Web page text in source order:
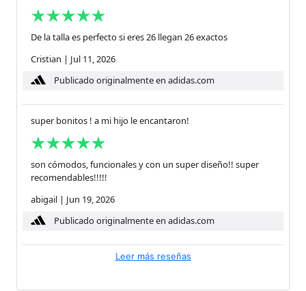
De la talla es perfecto si eres 26 llegan 26 exactos
Cristian | Jul 11, 2026
Publicado originalmente en adidas.com
super bonitos ! a mi hijo le encantaron!
son cómodos, funcionales y con un super diseño!! super
recomendables!!!!!
abigail | Jun 19, 2026
Publicado originalmente en adidas.com
Leer más reseñas